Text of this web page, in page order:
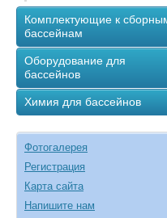
Комплектующие к
бассейнам
Оборудование для
бассейнов
Химия для бассейнов
Фотогалерея
Регистрация
Карта сайта
Напишите нам